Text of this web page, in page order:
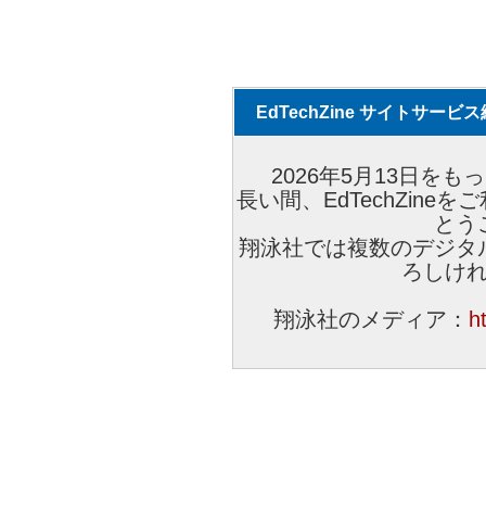
EdTechZine サイトサービス
2026年5月13日をも
長い間、EdTechZineを
とう
翔泳社では複数のデジ
ろしけ
翔泳社のメディア：